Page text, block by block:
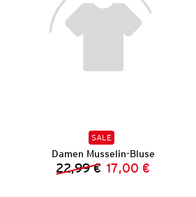
SALE
Damen Musselin-Bluse
Vorheriger Preis:
22,99 € Neuer Preis:
17,00 €